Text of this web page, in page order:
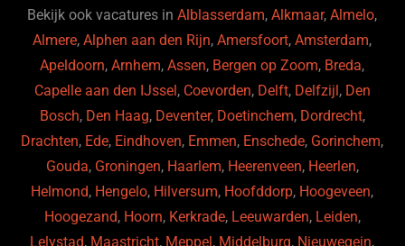
o
k
Bekijk ook vacatures inAlblasserdam,Alkmaar,Almelo,
Almere,Alphen aan den Rijn,Amersfoort,Amsterdam,
Apeldoorn,Arnhem,Assen, Bergen op Zoom, Breda,
Capelle aan den IJssel, Coevorden, Delft, Delfzijl, Den
Bosch, Den Haag, Deventer, Doetinchem, Dordrecht,
Drachten, Ede, Eindhoven, Emmen, Enschede, Gorinchem,
Gouda, Groningen, Haarlem, Heerenveen, Heerlen,
Helmond, Hengelo, Hilversum, Hoofddorp, Hoogeveen,
Hoogezand, Hoorn, Kerkrade, Leeuwarden, Leiden,
Lelystad, Maastricht, Meppel, Middelburg, Nieuwegein,